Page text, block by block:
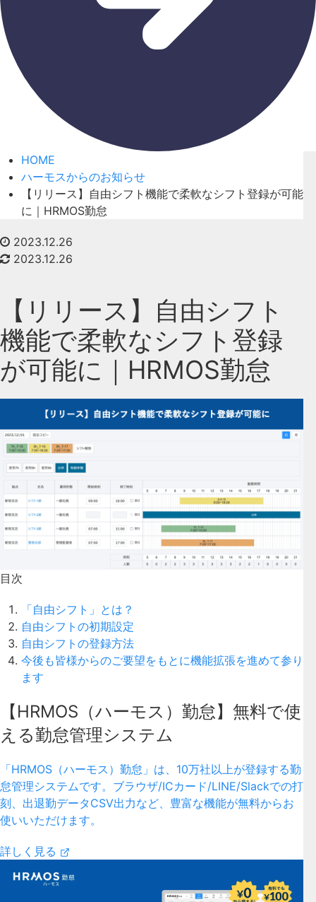
HOME
ハーモスからのお知らせ
【リリース】自由シフト機能で柔軟なシフト登録が可能
に｜HRMOS勤怠
2023.12.26
2023.12.26
【リリース】自由シフト
機能で柔軟なシフト登録
が可能に｜HRMOS勤怠
目次
「自由シフト」とは？
自由シフトの初期設定
自由シフトの登録方法
今後も皆様からのご要望をもとに機能拡張を進めて参り
ます
【HRMOS（ハーモス）勤怠】無料で使
える勤怠管理システム
「HRMOS（ハーモス）勤怠」は、10万社以上が登録する勤
怠管理システムです。ブラウザ/ICカード/LINE/Slackでの打
刻、出退勤データCSV出力など、豊富な機能が無料からお
使いいただけます。
詳しく見る